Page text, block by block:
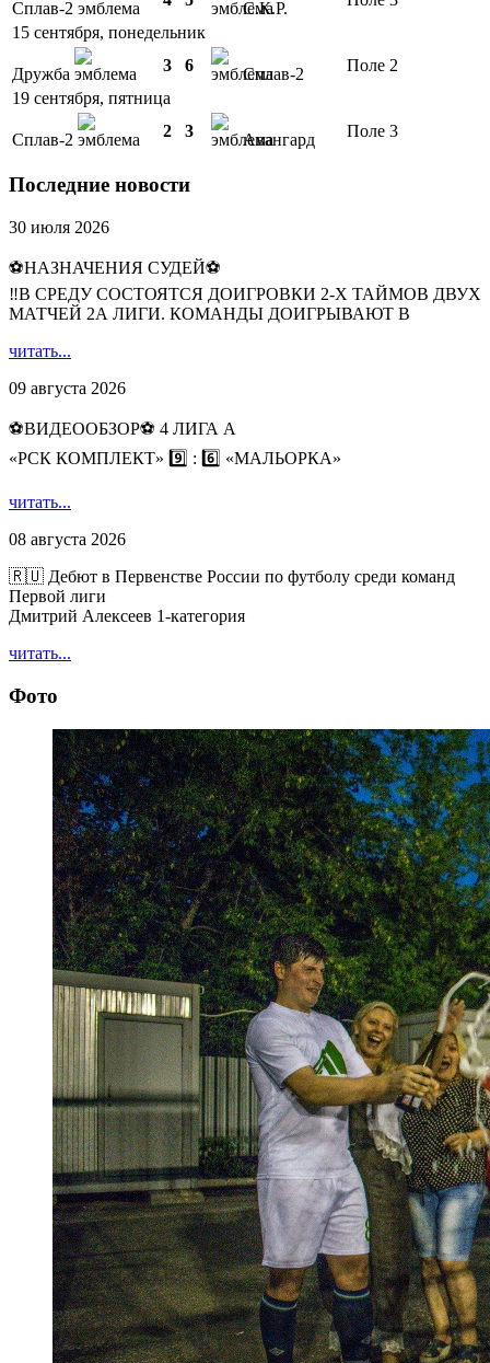
Сплав-2 С.К.Р.
15 сентября, понедельник
Дружба 3 6 Сплав-2
Поле 2
19 сентября, пятница
Сплав-2 2 3 Авангард Поле 3
Последние новости
30 июля 2026
⚽НАЗНАЧЕНИЯ СУДЕЙ⚽
‼В СРЕДУ СОСТОЯТСЯ ДОИГРОВКИ 2-Х ТАЙМОВ ДВУХ
МАТЧЕЙ 2А ЛИГИ. КОМАНДЫ ДОИГРЫВАЮТ В
читать...
09 августа 2026
⚽️ВИДЕООБЗОР⚽️ 4 ЛИГА А
«РСК КОМПЛЕКТ» 9️⃣ : 6️⃣ «МАЛЬОРКА»
читать...
08 августа 2026
🇷🇺 Дебют в Первенстве России по футболу среди команд
Первой лиги
Дмитрий Алексеев 1-категория
читать...
Фото